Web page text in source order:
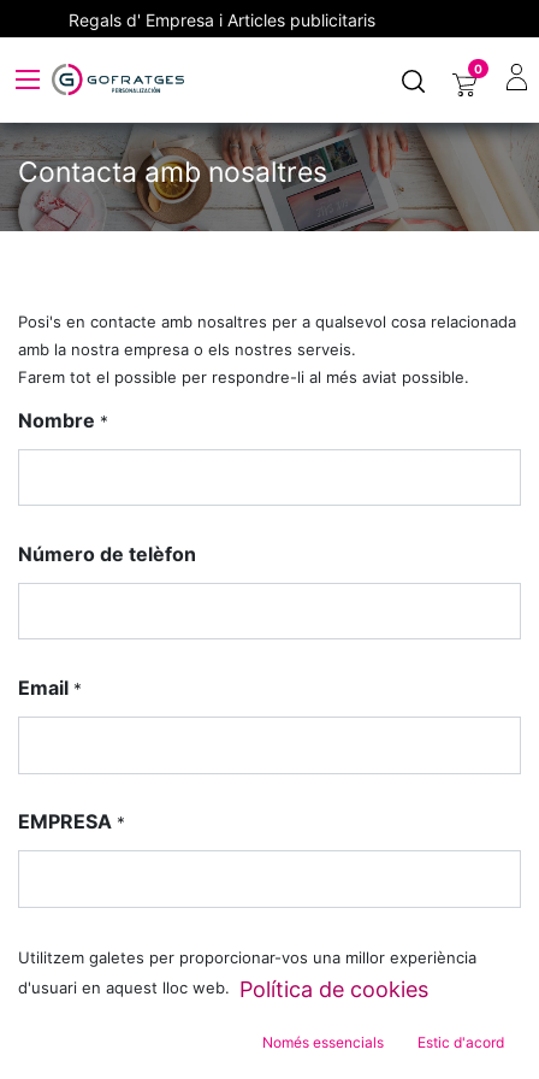
Regals d' Empresa i Articles publicitaris
0
Contacta amb nosaltres
Posi's en contacte amb nosaltres per a qualsevol cosa relacionada
amb la nostra empresa o els nostres serveis.
Farem tot el possible per respondre-li al més aviat possible.
Nombre *
Número de telèfon
Email *
EMPRESA *
Tema *
Utilitzem galetes per proporcionar-vos una millor experiència
d'usuari en aquest lloc web.
Política de cookies
Només essencials Estic d'acord